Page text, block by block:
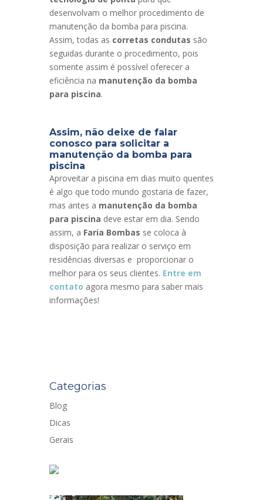
desenvolvam o melhor procedimento de
manutenção da bomba para piscina.
Assim, todas as corretas condutas são
seguidas durante o procedimento, pois
somente assim é possível oferecer a
eficiência na manutenção da bomba
para piscina.
Assim, não deixe de falar
conosco para solicitar a
manutenção da bomba para
piscina
Aproveitar a piscina em dias muito quentes
é algo que todo mundo gostaria de fazer,
mas antes a manutenção da bomba
para piscina deve estar em dia. Sendo
assim, a Faria Bombas se coloca à
disposição para realizar o serviço em
residências diversas e proporcionar o
melhor para os seus clientes. Entre em
contato agora mesmo para saber mais
informações!
Categorias
Blog
Dicas
Gerais